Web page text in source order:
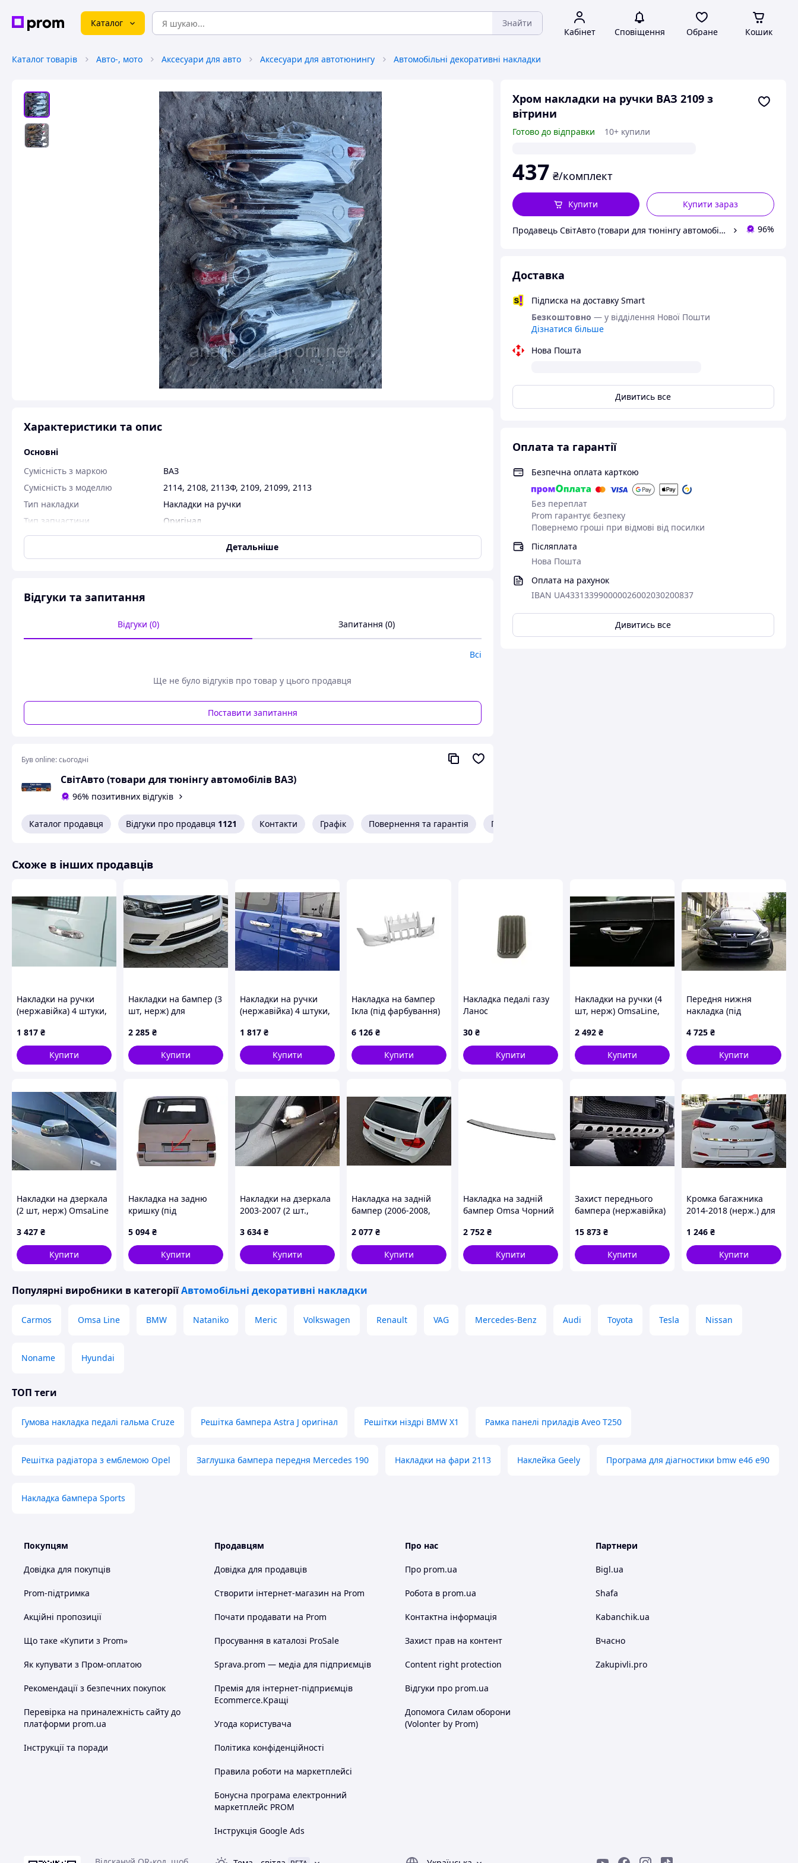
Каталог Знайти
Кабінет Сповіщення Обране Кошик
Каталог товарів Авто-, мото Аксесуари для авто Аксесуари для автотюнингу Автомобільні декоративні накладки
Хром накладки на ручки ВАЗ 2109 з
вітрини
Готово до відправки 10+ купили
437 ₴/комплект
Купити зараз
Купити
Продавець СвітАвто (товари для тюнінгу автомобілів ВАЗ) 96%
Доставка
Підписка на доставку Smart
Безкоштовно — у відділення Нової Пошти
Дізнатися більше
Нова Пошта
Дивитись все
Оплата та гарантії
Безпечна оплата карткою
Без переплат
Prom гарантує безпеку
Повернемо гроші при відмові від посилки
Післяплата
Нова Пошта
Оплата на рахунок
IBAN UA433133990000026002030200837
Дивитись все
Характеристики та опис
Основні
Сумісність з маркою
ВАЗ
Сумісність з моделлю
2114, 2108, 2113Ф, 2109, 21099, 2113
Тип накладки
Накладки на ручки
Тип запчастини
Оригінал
Матеріал
ABS-пластик
Колір
Користувальницькі характеристики
Детальніше
Відгуки та запитання
Відгуки (0) Запитання (0)
Всі
Ще не було відгуків про товар у цього продавця
Поставити запитання
Був online:сьогодні
СвітАвто (товари для тюнінгу автомобілів ВАЗ)
96% позитивних відгуків
Каталог продавця Відгуки про продавця 1121 Контакти Графік Повернення та гарантія Про продавця
Схоже в інших продавців
Накладки на ручки
(нержавійка) 4 штуки,
нержавійка для
Volkswagen Caddy
2004-2010 рр
1 817 ₴
Купити
Накладки на бампер (3
шт, нерж) для
2015-2020 рр
2 285 ₴
Купити
Накладки на ручки
(нержавійка) 4 штуки,
нержавійка для
Volkswagen T5 2010-
2015 рр
1 817 ₴
Купити
Накладка на бампер
Ікла (під фарбування)
2005 рр
6 126 ₴
Купити
Накладка педалі газу
Ланос
30 ₴
Купити
Накладки на ручки (4
шт, нерж) OmsaLine,
для Volkswagen Passat
СС 2008-2017 рр
2 492 ₴
Купити
Передня нижня
накладка (під
Peugeot 307 2001-2008
рр
4 725 ₴
Купити
Накладки на дзеркала
(2 шт, нерж) OmsaLine
нержавіюча сталь для
Nissan Leaf 2010-2017
рр
3 427 ₴
Купити
Накладка на задню
кришку (під
Volkswagen T4
Caravelle/Multivan
1990-2003 рр
5 094 ₴
Купити
Накладки на дзеркала
2003-2007 (2 шт.,
Італійська нержавійка
для Volkswagen
Touareg рр
3 634 ₴
Купити
Накладка на задній
бампер (2006-2008,
серія E90/E91 рр
2 077 ₴
Купити
Накладка на задній
бампер Omsa Чорний
для Volkswagen T6
2015-2024 рр
2 752 ₴
Купити
Захист переднього
бампера (нержавійка)
W463 1990-2018 рр
15 873 ₴
Купити
Кромка багажника
2014-2018 (нерж.) для
1 246 ₴
Купити
Популярні виробники в категоріїАвтомобільні декоративні накладки
Carmos Omsa Line BMW Nataniko Meric Volkswagen Renault VAG Mercedes-Benz Audi Toyota Tesla Nissan
Noname Hyundai
ТОП теги
Гумова накладка педалі гальма Cruze Решітка бампера Astra J оригінал Решітки ніздрі BMW X1 Рамка панелі приладів Aveo T250
Решітка радіатора з емблемою Opel Заглушка бампера передня Mercedes 190 Накладки на фари 2113 Наклейка Geely Програма для діагностики bmw e46 e90
Накладка бампера Sports
Покупцям
Довідка для покупців
Prom-підтримка
Акційні пропозиції
Що таке «Купити з Prom»
Як купувати з Пром-оплатою
Рекомендації з безпечних покупок
Перевірка на приналежність сайту до
платформи prom.ua
Інструкції та поради
Продавцям
Довідка для продавців
Створити інтернет-магазин на Prom
Почати продавати на Prom
Просування в каталозі ProSale
Sprava.prom — медіа для підприємців
Премія для інтернет-підприємців
Ecommerce.Кращі
Угода користувача
Політика конфіденційності
Правила роботи на маркетплейсі
Бонусна програма електронний
маркетплейс PROM
Інструкція Google Ads
Про нас
Про prom.ua
Робота в prom.ua
Контактна інформація
Захист прав на контент
Content right protection
Відгуки про prom.ua
Допомога Силам оборони
(Volonter by Prom)
Партнери
Bigl.ua
Shafa
Kabanchik.ua
Вчасно
Zakupivli.pro